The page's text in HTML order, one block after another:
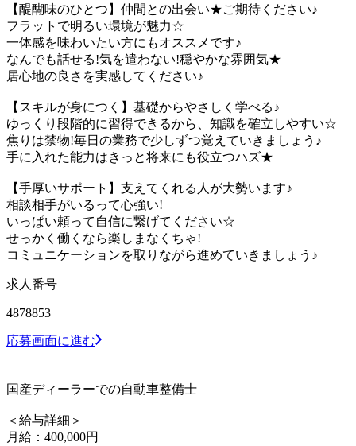
【醍醐味のひとつ】仲間との出会い★ご期待ください♪
フラットで明るい環境が魅力☆
一体感を味わいたい方にもオススメです♪
なんでも話せる!気を遣わない!穏やかな雰囲気★
居心地の良さを実感してください♪
【スキルが身につく】基礎からやさしく学べる♪
ゆっくり段階的に習得できるから、知識を確立しやすい☆
焦りは禁物!毎日の業務で少しずつ覚えていきましょう♪
手に入れた能力はきっと将来にも役立つハズ★
【手厚いサポート】支えてくれる人が大勢います♪
相談相手がいるって心強い!
いっぱい頼って自信に繋げてください☆
せっかく働くなら楽しまなくちゃ!
コミュニケーションを取りながら進めていきましょう♪
求人番号
4878853
応募画面に進む
国産ディーラーでの自動車整備士
＜給与詳細＞
月給：400,000円